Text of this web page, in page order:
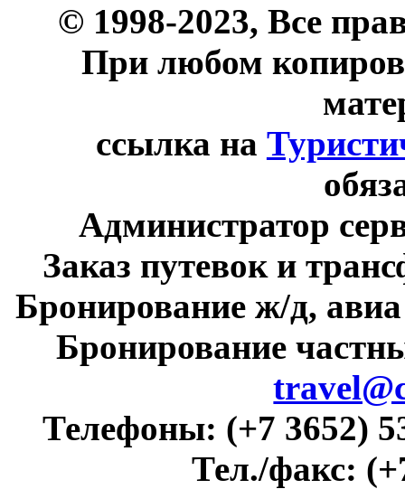
© 1998-2023, Все
При любом
ссылка на
Администратор
Заказ путевок и
Бронирование ж/д,
Бронирование
Телефоны: (+7 3652)
Тел./факс: